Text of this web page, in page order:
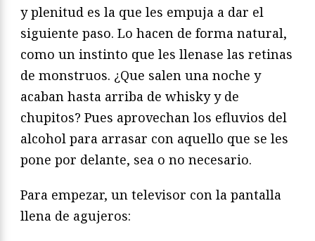
y plenitud es la que les empuja a dar el
siguiente paso. Lo hacen de forma natural,
como un instinto que les llenase las retinas
de monstruos. ¿Que salen una noche y
acaban hasta arriba de whisky y de
chupitos? Pues aprovechan los efluvios del
alcohol para arrasar con aquello que se les
pone por delante, sea o no necesario.
Para empezar, un televisor con la pantalla
llena de agujeros: